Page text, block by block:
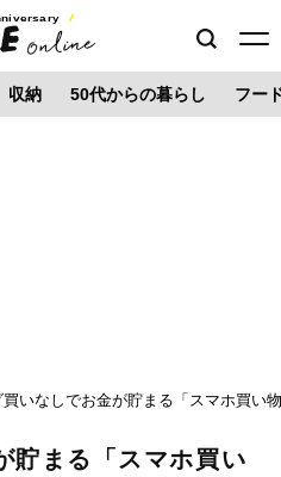
収納 50代からの暮らし フー
買いなしでお金が貯まる「スマホ買い
貯まる「スマホ買い